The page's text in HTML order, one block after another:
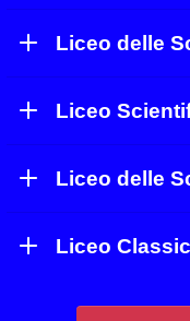
Liceo delle
Liceo
Liceo delle
Liceo